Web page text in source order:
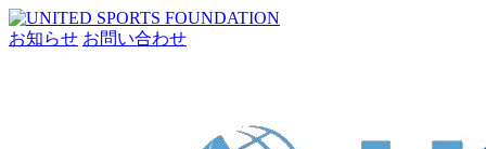
お知らせ お問い合わせ